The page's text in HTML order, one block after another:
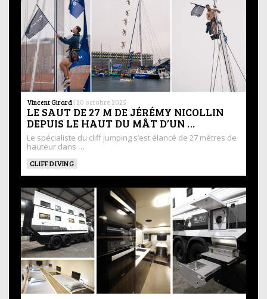
Vincent Girard | 20 octobre 2025
LE SAUT DE 27 M DE JÉRÉMY NICOLLIN
DEPUIS LE HAUT DU MÂT D’UN …
Le spécialiste du cliff jumping s’est élancé de 27 mètres de
hauteur dans …
CLIFF DIVING